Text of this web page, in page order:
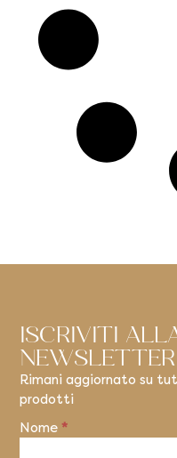
ISCRIVITI
NEWSLETTER
Rimani aggiornato su
prodotti
Newsletter
Nome*